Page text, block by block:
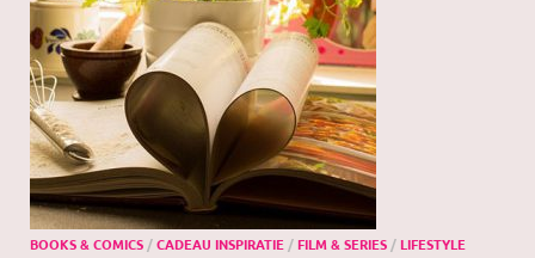
BOOKS & COMICS /CADEAU INSPIRATIE /FILM & SERIES /LIFESTYLE